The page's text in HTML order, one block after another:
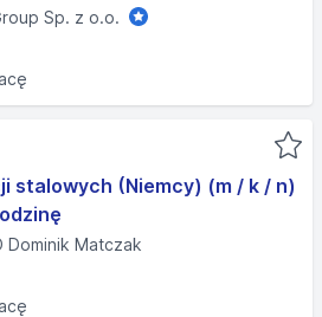
Sp. z o.o.
stalowych (Niemcy) (m / k / n)
Dominik Matczak